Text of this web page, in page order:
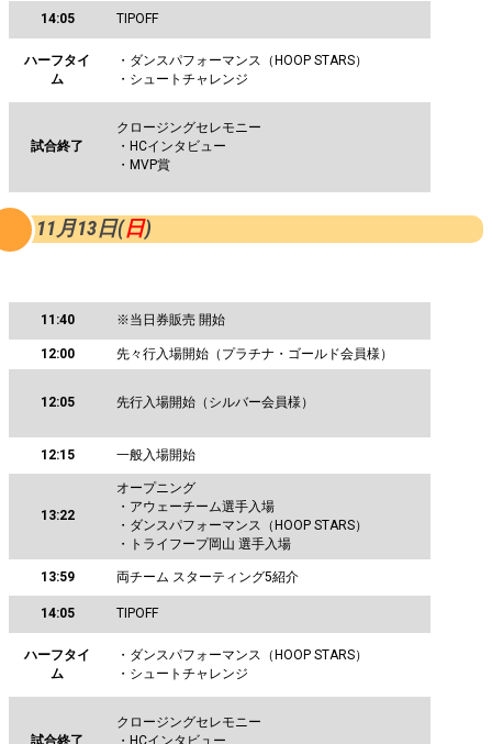
14:05 TIPOFF
ハーフタイ
ム
・ダンスパフォーマンス（HOOP STARS）
・シュートチャレンジ
試合終了
クロージングセレモニー
・HCインタビュー
・MVP賞
11月13日(日)
11:40 ※当日券販売 開始
12:00 先々行入場開始（プラチナ・ゴールド会員様）
12:05 先行入場開始（シルバー会員様）
12:15 一般入場開始
13:22
オープニング
・アウェーチーム選手入場
・ダンスパフォーマンス（HOOP STARS）
・トライフープ岡山 選手入場
13:59 両チーム スターティング5紹介
14:05 TIPOFF
ハーフタイ
ム
・ダンスパフォーマンス（HOOP STARS）
・シュートチャレンジ
試合終了
クロージングセレモニー
・HCインタビュー